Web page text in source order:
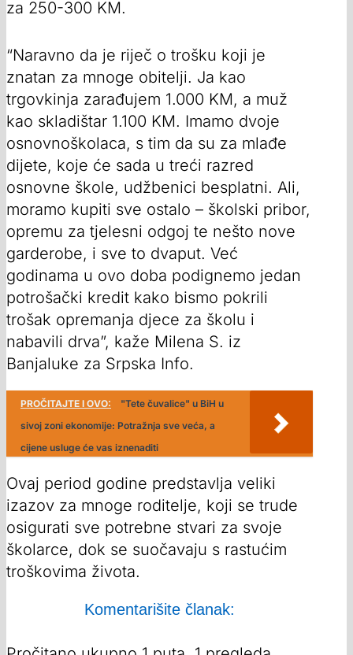
za 250-300 KM.
“Naravno da je riječ o trošku koji je
znatan za mnoge obitelji. Ja kao
trgovkinja zarađujem 1.000 KM, a muž
kao skladištar 1.100 KM. Imamo dvoje
osnovnoškolaca, s tim da su za mlađe
dijete, koje će sada u treći razred
osnovne škole, udžbenici besplatni. Ali,
moramo kupiti sve ostalo – školski pribor,
opremu za tjelesni odgoj te nešto nove
garderobe, i sve to dvaput. Već
godinama u ovo doba podignemo jedan
potrošački kredit kako bismo pokrili
trošak opremanja djece za školu i
nabavili drva”, kaže Milena S. iz
Banjaluke za Srpska Info.
PROČITAJTE I OVO:
"Tete čuvalice" u BiH u
sivoj zoni ekonomije: Potražnja sve veća, a
cijene usluge će vas iznenaditi
Ovaj period godine predstavlja veliki
izazov za mnoge roditelje, koji se trude
osigurati sve potrebne stvari za svoje
školarce, dok se suočavaju s rastućim
troškovima života.
Komentarišite članak: